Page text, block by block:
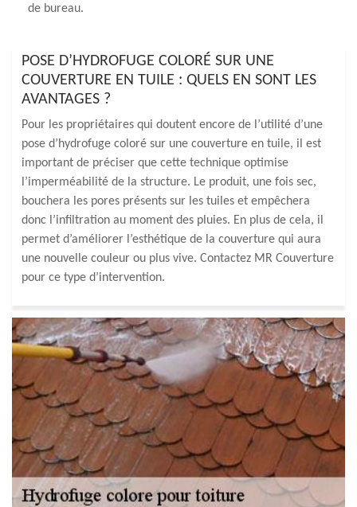
de bureau.
POSE D’HYDROFUGE COLORÉ SUR UNE
COUVERTURE EN TUILE : QUELS EN SONT LES
AVANTAGES ?
Pour les propriétaires qui doutent encore de l’utilité d’une
pose d’hydrofuge coloré sur une couverture en tuile, il est
important de préciser que cette technique optimise
l’imperméabilité de la structure. Le produit, une fois sec,
bouchera les pores présents sur les tuiles et empêchera
donc l’infiltration au moment des pluies. En plus de cela, il
permet d’améliorer l’esthétique de la couverture qui aura
une nouvelle couleur ou plus vive. Contactez MR Couverture
pour ce type d’intervention.